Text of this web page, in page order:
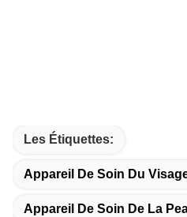
Les Étiquettes:
Appareil De Soin Du
Appareil De Soin De La